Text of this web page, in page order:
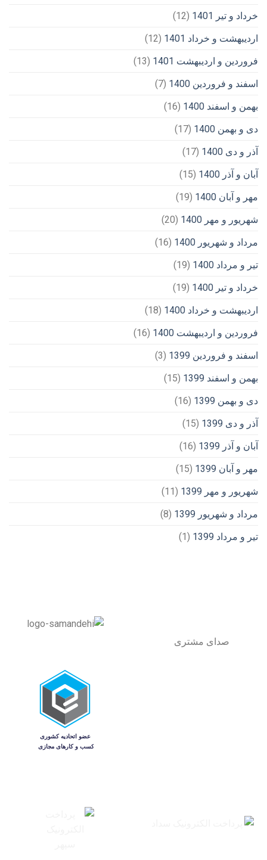
خرداد و تیر 1401
(12)
اردیبهشت و خرداد 1401
(12)
فروردین و اردیبهشت 1401
(13)
اسفند و فروردین 1400
(7)
بهمن و اسفند 1400
(16)
دی و بهمن 1400
(17)
آذر و دی 1400
(17)
آبان و آذر 1400
(15)
مهر و آبان 1400
(19)
شهریور و مهر 1400
(20)
مرداد و شهریور 1400
(16)
تیر و مرداد 1400
(19)
خرداد و تیر 1400
(19)
اردیبهشت و خرداد 1400
(18)
فروردین و اردیبهشت 1400
(16)
اسفند و فروردین 1399
(3)
بهمن و اسفند 1399
(15)
دی و بهمن 1399
(16)
آذر و دی 1399
(15)
آبان و آذر 1399
(16)
مهر و آبان 1399
(15)
شهریور و مهر 1399
(11)
مرداد و شهریور 1399
(8)
تیر و مرداد 1399
(1)
صدای مشتری